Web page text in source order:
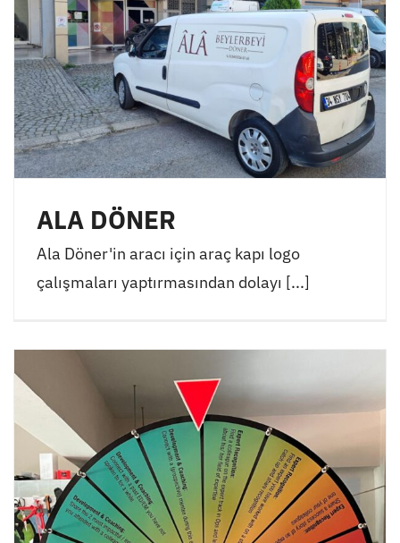
ALA DÖNER
Ala Döner'in aracı için araç kapı logo
çalışmaları yaptırmasından dolayı [...]